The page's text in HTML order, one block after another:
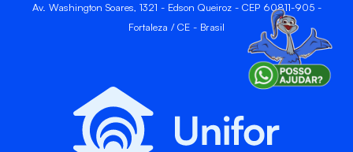
Av. Washington Soares, 1321 - Edson Queiroz - CEP 60811-905 -
Fortaleza / CE - Brasil